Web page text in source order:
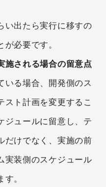
い出たら実行に移すの
必要です。
施される場合の留意点
いる場合、開発側のス
スト計画を変更するこ
ジュールに留意し、テ
だけでなく、実施の前
実装側のスケジュール
。